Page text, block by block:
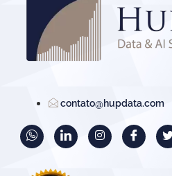
contato@hupdata.com